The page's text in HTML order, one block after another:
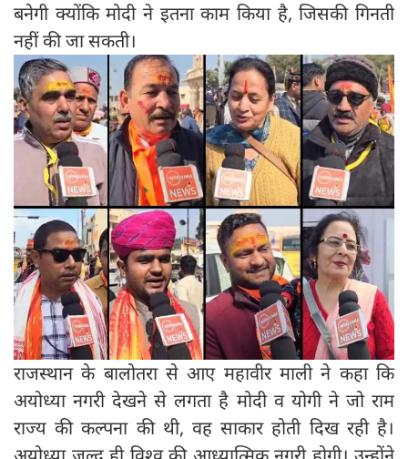
बनेगी क्योंकि मोदी ने इतना काम किया है, जिसकी गिनती
नहीं की जा सकती।
राजस्थान के बालोतरा से आए महावीर माली ने कहा कि
अयोध्या नगरी देखने से लगता है मोदी व योगी ने जो राम
राज्य की कल्पना की थी, वह साकार होती दिख रही है।